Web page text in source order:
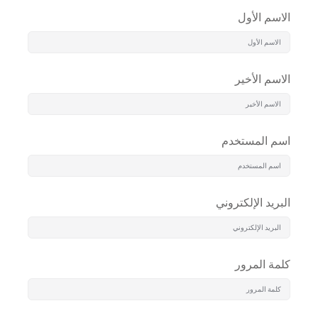
الاسم الأول
الاسم الأخير
اسم المستخدم
البريد الإلكتروني
كلمة المرور